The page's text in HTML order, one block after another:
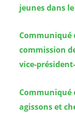
jeunes dans
Communiqué
commission
vice-
Communiqué
agissons et